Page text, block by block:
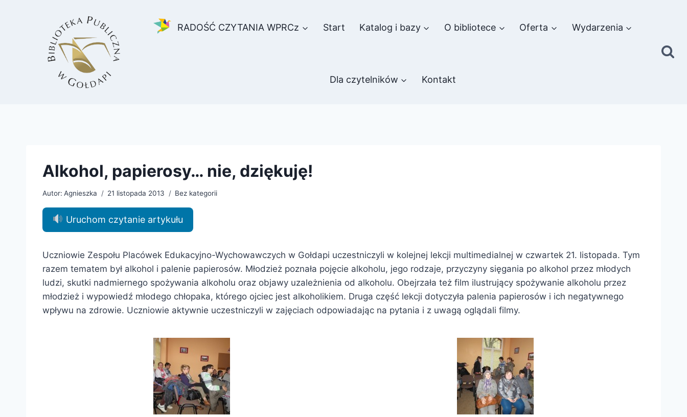
RADOŚĆ CZYTANIA WPRCz Start Katalog i bazy O bibliotece Oferta Wydarzenia
Dla czytelników Kontakt
Alkohol, papierosy… nie, dziękuję!
Autor: Agnieszka 21 listopada 2013 Bez kategorii
Uruchom czytanie artykułu
Uczniowie Zespołu Placówek Edukacyjno-Wychowawczych w Gołdapi uczestniczyli w kolejnej lekcji multimedialnej w czwartek 21. listopada. Tym
razem tematem był alkohol i palenie papierosów. Młodzież poznała pojęcie alkoholu, jego rodzaje, przyczyny sięgania po alkohol przez młodych
ludzi, skutki nadmiernego spożywania alkoholu oraz objawy uzależnienia od alkoholu. Obejrzała też film ilustrujący spożywanie alkoholu przez
młodzież i wypowiedź młodego chłopaka, którego ojciec jest alkoholikiem. Druga część lekcji dotyczyła palenia papierosów i ich negatywnego
wpływu na zdrowie. Uczniowie aktywnie uczestniczyli w zajęciach odpowiadając na pytania i z uwagą oglądali filmy.